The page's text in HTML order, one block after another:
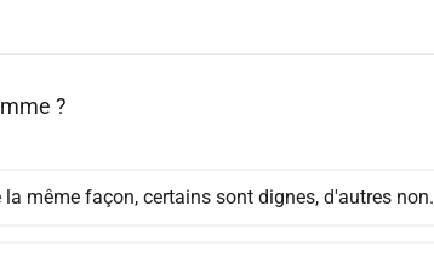
?
même façon, certains sont dignes, d'autres non.